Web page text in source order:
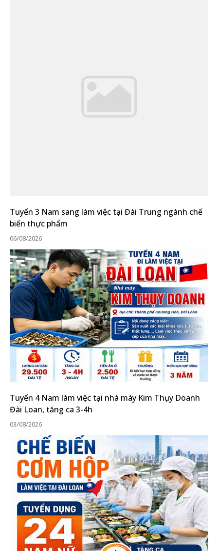
Tuyển 3 Nam sang làm việc tại Đài Trung ngành chế
biến thực phẩm
06/08/2026
Tuyển 4 Nam làm việc tại nhà máy Kim Thụy Doanh
Đài Loan, tăng ca 3-4h
03/08/2026